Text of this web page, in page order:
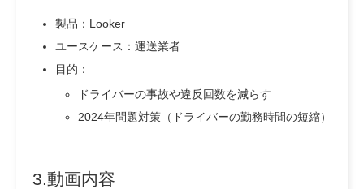
製品：Looker
ユースケース：運送業者
目的：
ドライバーの事故や違反回数を減らす
2024年問題対策（ドライバーの勤務時間の短縮）
3.動画内容